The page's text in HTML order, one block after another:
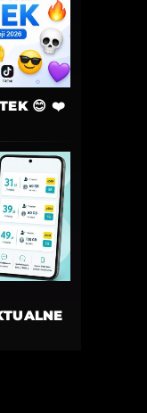
😊 ❤️